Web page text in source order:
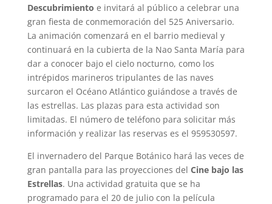
Descubrimiento e invitará al público a celebrar una
gran fiesta de conmemoración del 525 Aniversario.
La animación comenzará en el barrio medieval y
continuará en la cubierta de la Nao Santa María para
dar a conocer bajo el cielo nocturno, como los
intrépidos marineros tripulantes de las naves
surcaron el Océano Atlántico guiándose a través de
las estrellas. Las plazas para esta actividad son
limitadas. El número de teléfono para solicitar más
información y realizar las reservas es el 959530597.
El invernadero del Parque Botánico hará las veces de
gran pantalla para las proyecciones del Cine bajo las
Estrellas. Una actividad gratuita que se ha
programado para el 20 de julio con la película